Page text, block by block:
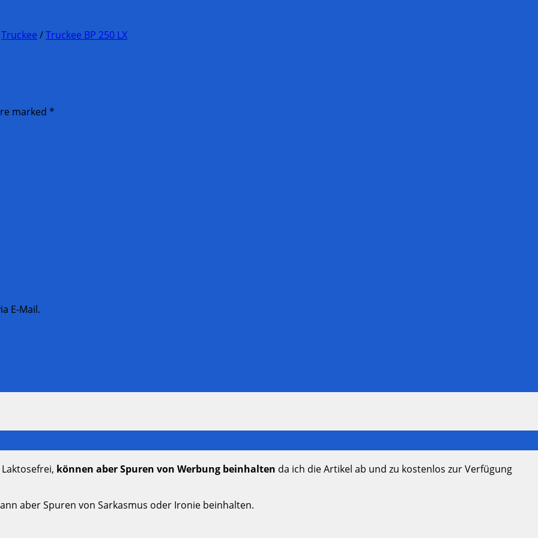
Truckee /Truckee BP 250 LX
marked *
E-Mail.
können aber Spuren von Werbung beinhalten da ich die Artikel ab und zu kostenlos zur Verfügung
aber Spuren von Sarkasmus oder Ironie beinhalten.